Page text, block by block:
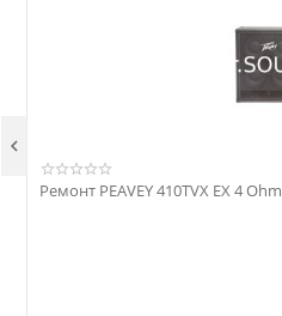
Ремонт PEAVEY 410TVX EX 4 Ohm
